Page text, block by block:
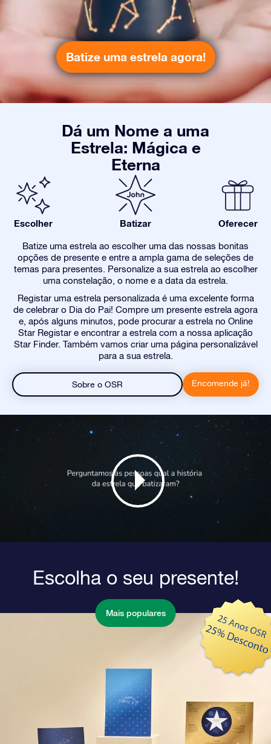
Batize uma estrela agora!
Dá um Nome a uma
Estrela: Mágica e
Eterna
Escolher Batizar Oferecer
Batize uma estrela ao escolher uma das nossas bonitas
opções de presente e entre a ampla gama de seleções de
temas para presentes. Personalize a sua estrela ao escolher
uma constelação, o nome e a data da estrela.
Registar uma estrela personalizada é uma excelente forma
de celebrar o Dia do Pai! Compre um presente estrela agora
e, após alguns minutos, pode procurar a estrela no Online
Star Registar e encontrar a estrela com a nossa aplicação
Star Finder. Também vamos criar uma página personalizável
para a sua estrela.
Sobre o OSR Encomende já!
Escolha o seu presente!
Mais populares